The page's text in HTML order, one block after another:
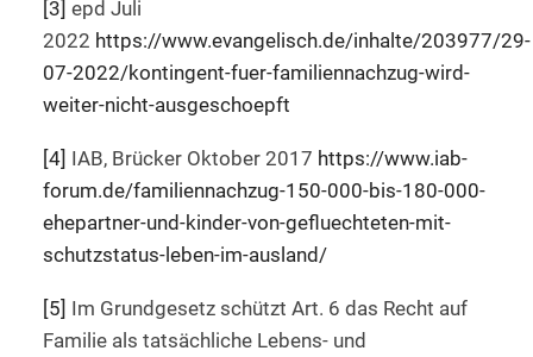
[3] epd Juli
2022 https://www.evangelisch.de/inhalte/203977/29-
07-2022/kontingent-fuer-familiennachzug-wird-
weiter-nicht-ausgeschoepft
[4] IAB, Brücker Oktober 2017 https://www.iab-
forum.de/familiennachzug-150-000-bis-180-000-
ehepartner-und-kinder-von-gefluechteten-mit-
schutzstatus-leben-im-ausland/
[5] Im Grundgesetz schützt Art. 6 das Recht auf
Familie als tatsächliche Lebens- und